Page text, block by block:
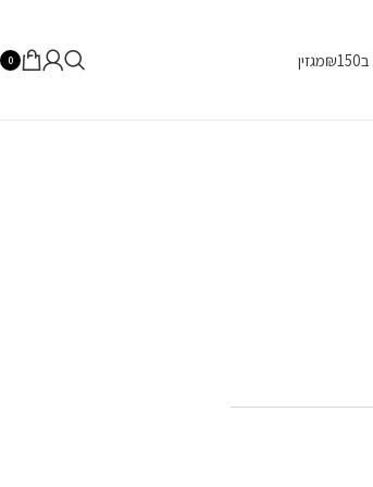
מגזין 0